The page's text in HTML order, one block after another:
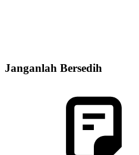
Janganlah Bersedih